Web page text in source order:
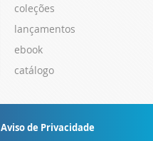
coleções
lançamentos
ebook
catálogo
Aviso de Privacidade